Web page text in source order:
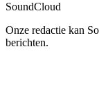
SoundCloud
Onze redactie kan
berichten.